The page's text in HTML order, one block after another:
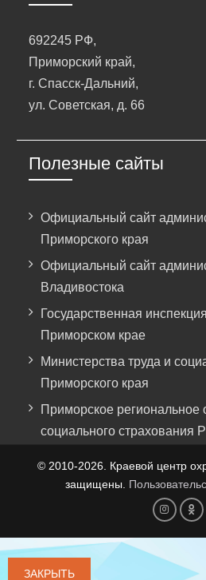
692245 РФ,
Приморский край,
г. Спасск-Дальний,
ул. Советская, д. 66
Полезные сайты
Официальный сайт
Приморского края
Официальный сайт
Владивостока
Государственная
Приморском крае
Министерства труда и
Приморского края
Приморское региональное
социального страхования
© 2010-2026. Краевой центр
защищены.
ЗАКРЫТЬ